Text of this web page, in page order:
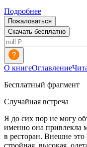
Подробнее
Пожаловаться
Скачать бесплатно
О книгеОглавление
Бесплатный фрагмент
Случайная встреча
Я до сих пор не могу
именно она привлекла
в ресторан. Внешне
стройная, высокая,